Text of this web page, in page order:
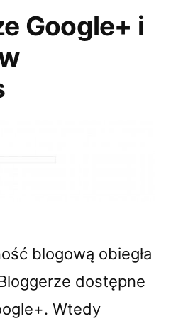
Google+ i
blogową obiegła
dostępne
Wtedy